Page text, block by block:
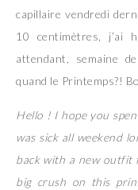
capillaire vendredi
10 centimètres,
attendant, semaine
quand le Printemps?!
Hello ! I hope you
was sick all weekend
back with a new outfit
big crush on this